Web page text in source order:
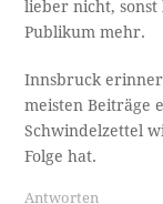
lieber nicht, sonst
Publikum mehr.
Innsbruck
meisten Beiträge
Schwindelzettel
Folge hat.
Antworten